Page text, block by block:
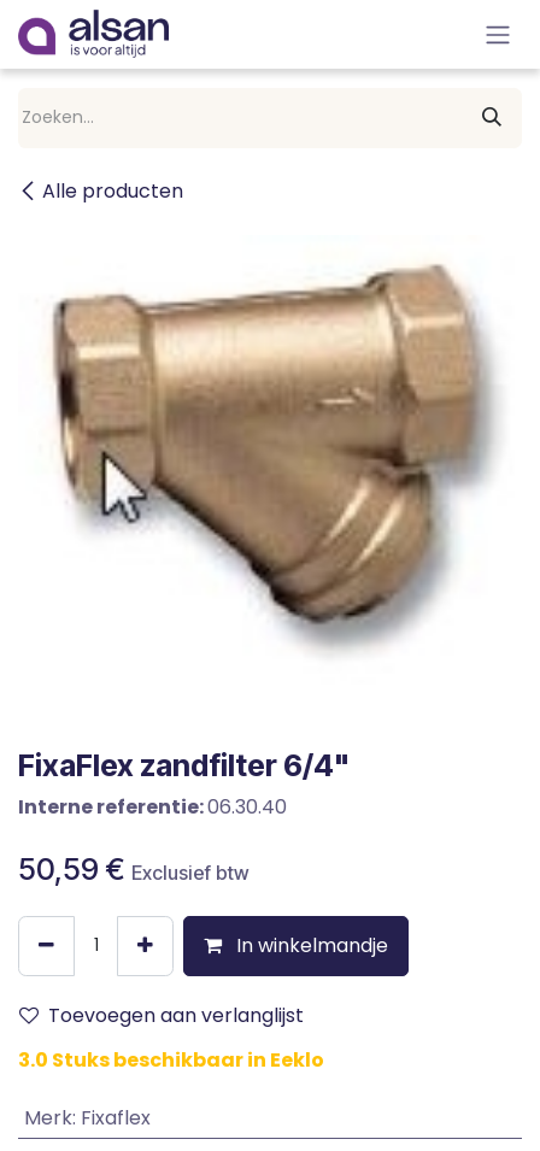
Overslaan naar inhoud
Alle producten
FixaFlex zandfilter 6/4"
Interne referentie:06.30.40
50,59 € Exclusief btw
In winkelmandje
Toevoegen aan verlanglijst
3.0 Stuks beschikbaar in Eeklo
Merk: Fixaflex